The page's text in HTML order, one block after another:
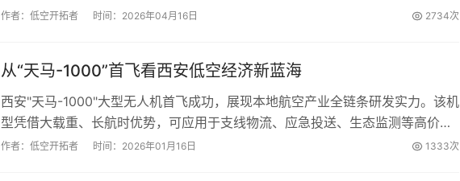
约治理成本超千万元。1000亩未来产业园规划落地，立体交通+产业集聚，让凤
作者：低空开拓者 时间：2026年04月16日 2734次
从“天马-1000”首飞看西安低空经济新蓝海
西安"天马-1000"大型无人机首飞成功，展现本地航空产业全链条研发实力。该机
型凭借大载重、长航时优势，可应用于支线物流、应急投送、生态监测等高价值
场景。作为低空经济重要突破，西安正依托航空底蕴与数字技术融合，加速构建
作者：低空开拓者 时间：2026年01月16日 1333次